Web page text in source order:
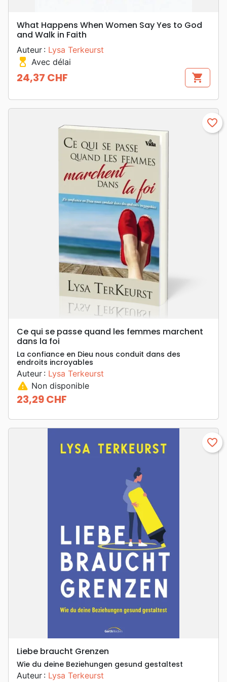
What Happens When Women Say Yes to God
and Walk in Faith
Auteur : Lysa Terkeurst
hourglass_top Avec délai
Prix
24,37 CHF shopping_cart
favorite_border
Ce qui se passe quand les femmes marchent
dans la foi
La confiance en Dieu nous conduit dans des
endroits incroyables
Auteur : Lysa Terkeurst
warning Non disponible
Prix
23,29 CHF
favorite_border
Liebe braucht Grenzen
Wie du deine Beziehungen gesund gestaltest
Auteur : Lysa Terkeurst